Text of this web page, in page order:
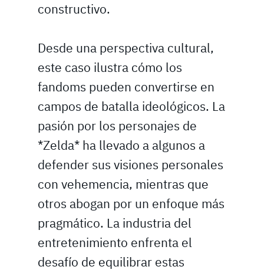
constructivo.
Desde una perspectiva cultural,
este caso ilustra cómo los
fandoms pueden convertirse en
campos de batalla ideológicos. La
pasión por los personajes de
*Zelda* ha llevado a algunos a
defender sus visiones personales
con vehemencia, mientras que
otros abogan por un enfoque más
pragmático. La industria del
entretenimiento enfrenta el
desafío de equilibrar estas